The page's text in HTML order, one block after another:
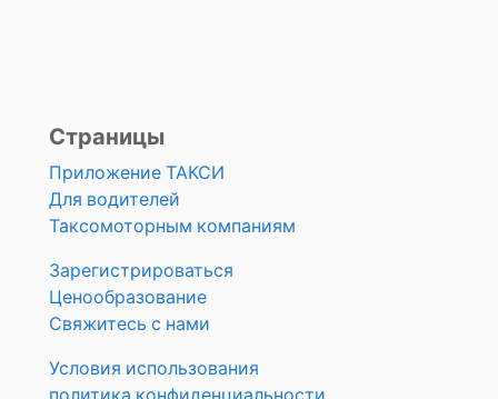
Страницы
Приложение ТАКСИ
Для водителей
Таксомоторным компаниям
Зарегистрироваться
Ценообразование
Свяжитесь с нами
Условия использования